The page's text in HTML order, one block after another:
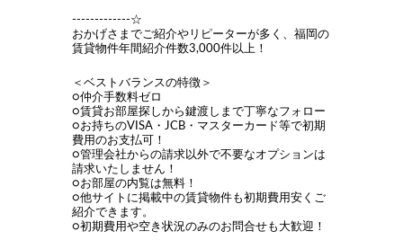
-------------☆
おかげさまでご紹介やリピーターが多く、福岡の
賃貸物件年間紹介件数3,000件以上！
＜ベストバランスの特徴＞
○仲介手数料ゼロ
○賃貸お部屋探しから鍵渡しまで丁寧なフォロー
○お持ちのVISA・JCB・マスターカード等で初期
費用のお支払可！
○管理会社からの請求以外で不要なオプションは
請求いたしません！
○お部屋の内覧は無料！
○他サイトに掲載中の賃貸物件も初期費用安くご
紹介できます。
○初期費用や空き状況のみのお問合せも大歓迎！